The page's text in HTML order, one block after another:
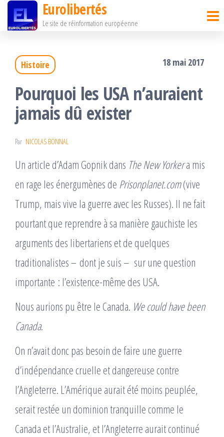
Passer
Eurolibertés
Le site de réinformation européenne
Histoire 18 mai 2017
Pourquoi les USA n’auraient
jamais dû exister
Par NICOLAS BONNAL
Un article d’Adam Gopnik dans The New Yorkera mis
en rage les énergumènes de Prisonplanet.com(vive
Trump, mais vive la guerre avec les Russes). Il ne fait
pourtant que reprendre à sa manière gauchiste les
arguments des libertariens et de quelques
traditionalistes – dont je suis – sur une question
importante : l’existence-même des USA.
Nous aurions pu être le Canada. We could have been
Canada.
On n’avait donc pas besoin de faire une guerre
d’indépendance cruelle et dangereuse contre
l’Angleterre. L’Amérique aurait été moins peuplée,
serait restée un dominion tranquille comme le
Canada et l’Australie, et l’Angleterre aurait continué